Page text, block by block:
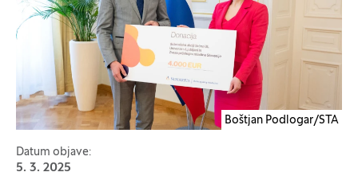
Boštjan Podlogar/STA
Datum objave:
5. 3. 2025